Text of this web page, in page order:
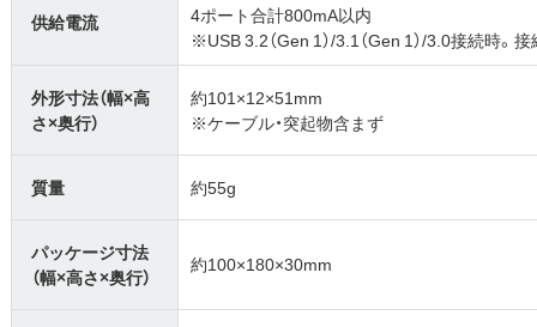
供給電流
4ポート合計800mA以内
※USB 3.2（Gen 1）/3.1（Gen 1）/3.0接続時
外形寸法（幅×高
さ×奥行）
約101×12×51mm
※ケーブル・突起物含まず
質量 約55g
パッケージ寸法
（幅×高さ×奥行）
約100×180×30mm